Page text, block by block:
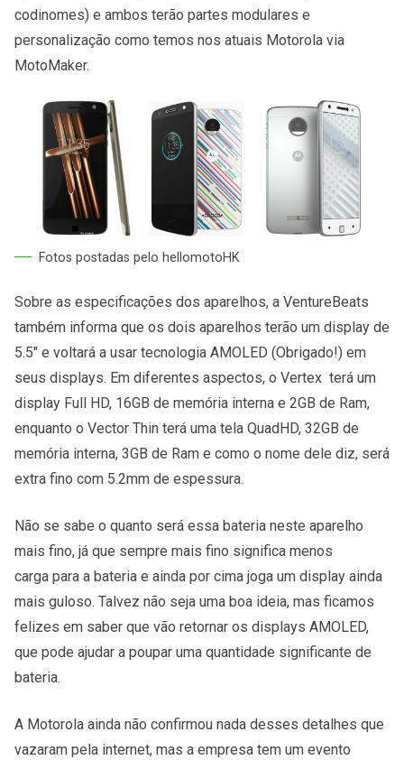
codinomes) e ambos terão partes modulares e
personalização como temos nos atuais Motorola via
MotoMaker.
Fotos postadas pelo hellomotoHK
Sobre as especificações dos aparelhos, a VentureBeats
também informa que os dois aparelhos terão um display de
5.5″ e voltará a usar tecnologia AMOLED (Obrigado!) em
seus displays. Em diferentes aspectos, o Vertex terá um
display Full HD, 16GB de memória interna e 2GB de Ram,
enquanto o Vector Thin terá uma tela QuadHD, 32GB de
memória interna, 3GB de Ram e como o nome dele diz, será
extra fino com 5.2mm de espessura.
Não se sabe o quanto será essa bateria neste aparelho
mais fino, já que sempre mais fino significa menos
carga para a bateria e ainda por cima joga um display ainda
mais guloso. Talvez não seja uma boa ideia, mas ficamos
felizes em saber que vão retornar os displays AMOLED,
que pode ajudar a poupar uma quantidade significante de
bateria.
A Motorola ainda não confirmou nada desses detalhes que
vazaram pela internet, mas a empresa tem um evento